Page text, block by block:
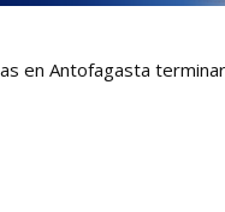
en Antofagasta